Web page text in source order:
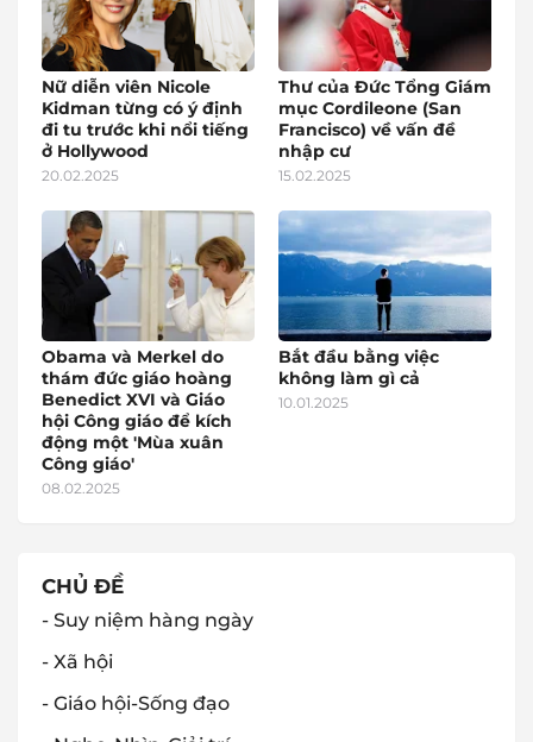
Nữ diễn viên Nicole
Kidman từng có ý định
đi tu trước khi nổi tiếng
ở Hollywood
20.02.2025
Thư của Đức Tổng Giám
mục Cordileone (San
Francisco) về vấn đề
nhập cư
15.02.2025
Obama và Merkel do
thám đức giáo hoàng
Benedict XVI và Giáo
hội Công giáo để kích
động một 'Mùa xuân
Công giáo'
08.02.2025
Bắt đầu bằng việc
không làm gì cả
10.01.2025
CHỦ ĐỀ
- Suy niệm hàng ngày
- Xã hội
- Giáo hội-Sống đạo